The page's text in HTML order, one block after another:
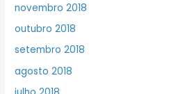
novembro 2018
outubro 2018
setembro 2018
agosto 2018